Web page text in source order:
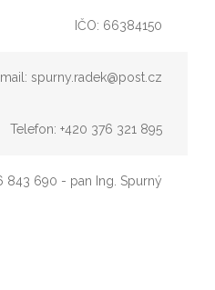
IČO: 66384150
spurny.radek@post.cz
Telefon: +420 376 321 895
843 690 - pan Ing. Spurný